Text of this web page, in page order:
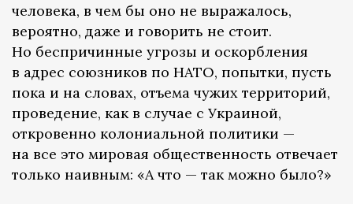
человека, в чем бы оно не выражалось,
вероятно, даже и говорить не стоит.
Но беспричинные угрозы и оскорбления
в адрес союзников по НАТО, попытки, пусть
пока и на словах, отъема чужих территорий,
проведение, как в случае с Украиной,
откровенно колониальной политики —
на все это мировая общественность отвечает
только наивным: «А что — так можно было?»